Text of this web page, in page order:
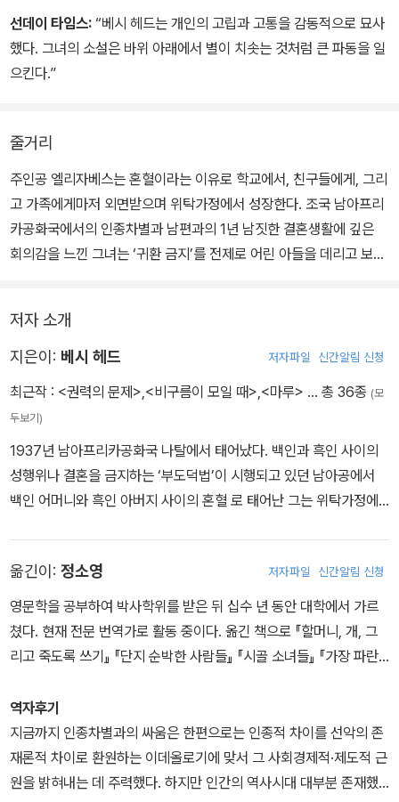
선데이 타임스: “베시 헤드는 개인의 고립과 고통을 감동적으로 묘사
했다. 그녀의 소설은 바위 아래에서 별이 치솟는 것처럼 큰 파동을 일
으킨다.”
줄거리
주인공 엘리자베스는 혼혈이라는 이유로 학교에서, 친구들에게, 그리
고 가족에게마저 외면받으며 위탁가정에서 성장한다. 조국 남아프리
카공화국에서의 인종차별과 남편과의 1년 남짓한 결혼생활에 깊은
회의감을 느낀 그녀는 ‘귀환 금지’를 전제로 어린 아들을 데리고 보츠
어 있을 때의 현실을 구분하는 선이 점차 엉망이 된다. 혼혈인 그녀를
부정하는 메시지와 “개돼지, 오물, 아프리카인들이 너를 먹어 없앨 거
그녀의 머릿속에 끊임없이 반복되며, 그녀는 마침내 정신 발작을 일
으킨다. 이 사건으로 교사직을 그만두게 된 엘리자베스는 주변 사람
들의 도움으로 지역 프로젝트의 일환인 농사일을 시작하고, 이는 그
녀의 아이와 함께 쇠락한 정신을 붙잡을 수 있게 해주는 끈으로 작용
한다. 그러나 새롭게 망상 속에 등장한 댄이라는 인물이 일흔한명의
저자 소개
지은이: 베시 헤드 저자파일 신간알림 신청
최근작 : <권력의 문제>,<비구름이 모일 때>,<마루> … 총 36종 (모
두보기)
1937년 남아프리카공화국 나탈에서 태어났다. 백인과 흑인 사이의
성행위나 결혼을 금지하는 ‘부도덕법’이 시행되고 있던 남아공에서
백인 어머니와 흑인 아버지 사이의 혼혈 로 태어난 그는 위탁가정에
색인을 대변하는 주간지 『골든 씨티 포스트』와 『홈 포스트』에 서 기
자로 활동하다 아프리카주의를 강하게 표방하는 신문 Bessie phot
o ? Karma Museum Editions 『더 씨티즌』을 자체 제작한다. 범아
프리카회의(PAC)에 가입해 활동하던 중 체포되어 구금되기도 한다.
적 망명을 요청하나, 결국 보츠와나에서 생활한 지 15년 만에 시민권
을 얻게 된다. 작가로서 점차 명성을 얻으며 지독한 가난에서 벗어나
기 시작하지만, 얼마 지나지 않아 1986년 보츠와나의 중부도시 쎄로
웨에서 간염으로 세상을 떠난다. 대표작으로 쎄로웨에서의 자전적 이
옮긴이: 정소영 저자파일 신간알림 신청
영문학을 공부하여 박사학위를 받은 뒤 십수 년 동안 대학에서 가르
쳤다. 현재 전문 번역가로 활동 중이다. 옮긴 책으로 『할머니, 개, 그
리고 죽도록 쓰기』 『단지 순박한 사람들』 『시골 소녀들』 『가장 파란
떻게 지내요』 『실크 스타킹 한 켤레』 『대사들 1, 2』 등이 있다.
역자후기
지금까지 인종차별과의 싸움은 한편으로는 인종적 차이를 선악의 존
재론적 차이로 환원하는 이데올로기에 맞서 그 사회경제적·제도적 근
원을 밝혀내는 데 주력했다. 하지만 인간의 역사시대 대부분 존재했